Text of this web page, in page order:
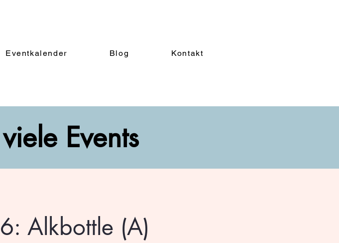
Eventkalender Blog Kontakt
Events
Alkbottle (A)